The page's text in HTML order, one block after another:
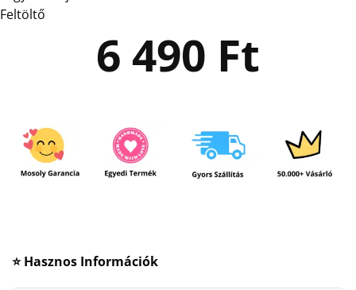
Feltöltő
6 490 Ft
⭐ Hasznos Információk